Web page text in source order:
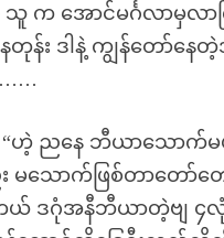
သူ က အောင်မင်္ဂလာမှ
ေတုန်း ဒါနဲ့ ကျွန်တော်
“ဟဲ့ ညနေ ဘီယာသောက်
မသောက်ဖြစ်တာတော်
တယ် ဒဂုံအနီဘီယာတဲ့ဗျ